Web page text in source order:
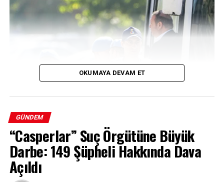
İzmir’in Menderes ilçesinde yolsuzluk iddialarıyla
sarsılan soruşturmada flaş bir gelişme yaşandı.
Menderes Belediye Başkanı İlkay Çiçek, hakkında
yürütülen “rüşvet” ve “irtikap” soruşturması kapsamında
tutuklandı. Mahkemeye sevk edilen 16 kişiden 10’u
OKUMAYA DEVAM ET
GÜNDEM
“Casperlar” Suç Örgütüne Büyük
Darbe: 149 Şüpheli Hakkında Dava
Açıldı